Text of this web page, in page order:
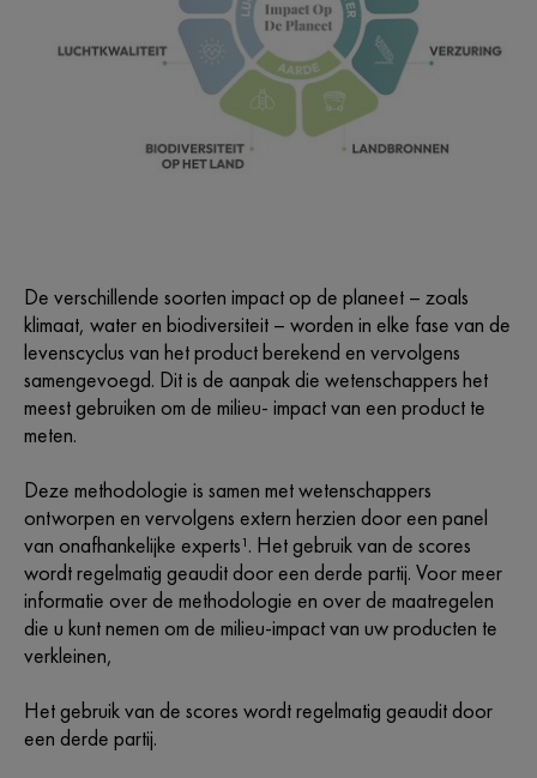
De verschillende soorten impact op de planeet – zoals
klimaat, water en biodiversiteit – worden in elke fase van de
levenscyclus van het product berekend en vervolgens
samengevoegd. Dit is de aanpak die wetenschappers het
meest gebruiken om de milieu- impact van een product te
meten.​
Deze methodologie is samen met wetenschappers
ontworpen en vervolgens extern herzien door een panel
van onafhankelijke experts¹. Het gebruik van de scores
wordt regelmatig geaudit door een derde partij. Voor meer
informatie over de methodologie en over de maatregelen
die u kunt nemen om de milieu-impact van uw producten te
verkleinen,​
Het gebruik van de scores wordt regelmatig geaudit door
een derde partij.